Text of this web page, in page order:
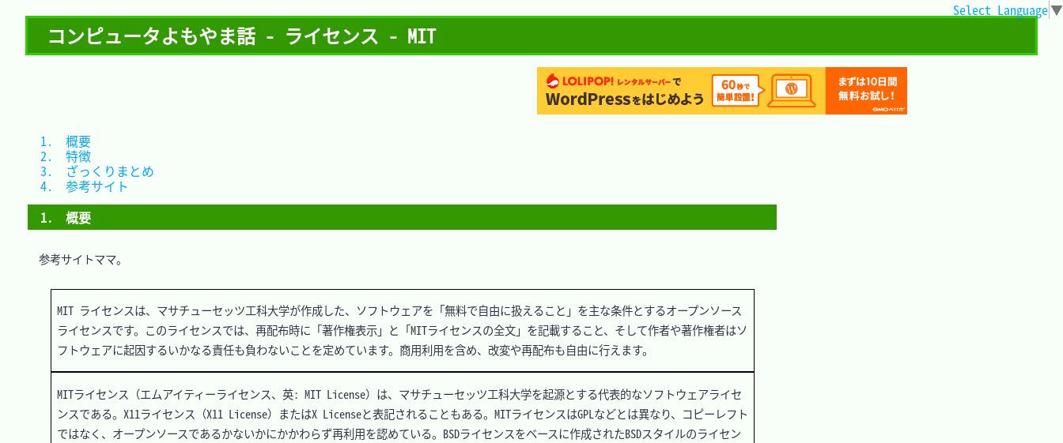
コンピュータよもやま話 - ライセンス - MIT
Select Language▼
1.　概要
参考サイトママ。
MIT ライセンスは、マサチューセッツ工科大学が作成した、ソフトウェアを「無料で自由に扱えること」を主な条件とするオープンソース
ライセンスです。このライセンスでは、再配布時に「著作権表示」と「MITライセンスの全文」を記載すること、そして作者や著作権者はソ
MITライセンス（エムアイティーライセンス、英: MIT License）は、マサチューセッツ工科大学を起源とする代表的なソフトウェアライセ
ンスである。X11ライセンス（X11 License）またはX Licenseと表記されることもある。MITライセンスはGPLなどとは異なり、コピーレフト
ではなく、オープンソースであるかないかにかかわらず再利用を認めている。BSDライセンスをベースに作成されたBSDスタイルのライセン